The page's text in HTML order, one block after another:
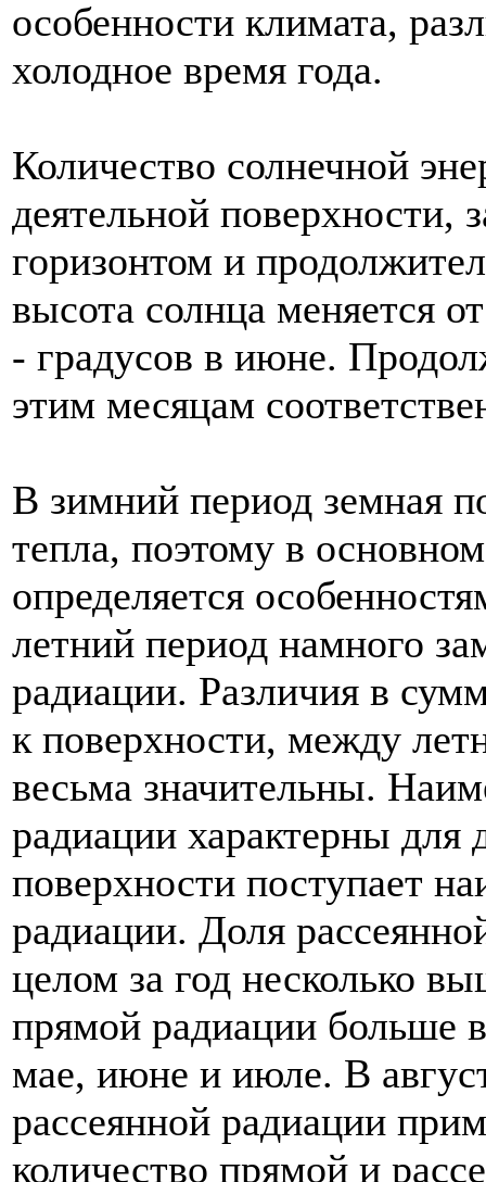
особенности климата,
холодное время года.
Количество солнечной
деятельной поверхности,
горизонтом и
высота солнца меняется
- градусов в июне.
этим месяцам
В зимний период земная
тепла, поэтому в
определяется
летний период намного
радиации. Различия в
к поверхности, между
весьма значительны.
радиации характерны
поверхности поступает
радиации. Доля
целом за год несколько
прямой радиации больше
мае, июне и июле. В
рассеянной радиации
количество прямой и